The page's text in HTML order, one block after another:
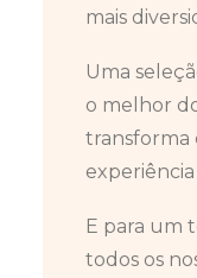
mais
Uma
o melhor
transforma
E para um
todos os